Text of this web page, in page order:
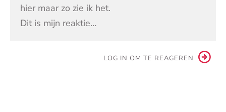
hier maar zo zie ik het.
Dit is mijn reaktie…
LOG IN OM TE REAGEREN